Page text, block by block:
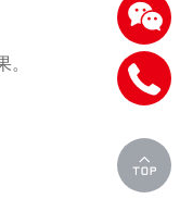
。